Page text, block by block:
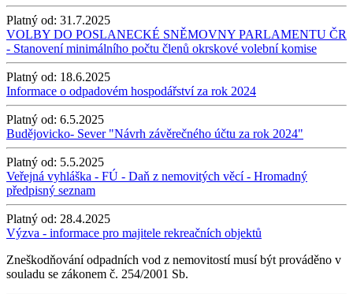
Platný od: 31.7.2025
VOLBY DO POSLANECKÉ SNĚMOVNY PARLAMENTU ČR
- Stanovení minimálního počtu členů okrskové volební komise
Platný od: 18.6.2025
Informace o odpadovém hospodářství za rok 2024
Platný od: 6.5.2025
Budějovicko- Sever "Návrh závěrečného účtu za rok 2024"
Platný od: 5.5.2025
Veřejná vyhláška - FÚ - Daň z nemovitých věcí - Hromadný
předpisný seznam
Platný od: 28.4.2025
Výzva - informace pro majitele rekreačních objektů
Zneškodňování odpadních vod z nemovitostí musí být prováděno v
souladu se zákonem č. 254/2001 Sb.